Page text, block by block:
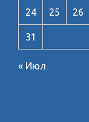
24 25 26
31
« Июл